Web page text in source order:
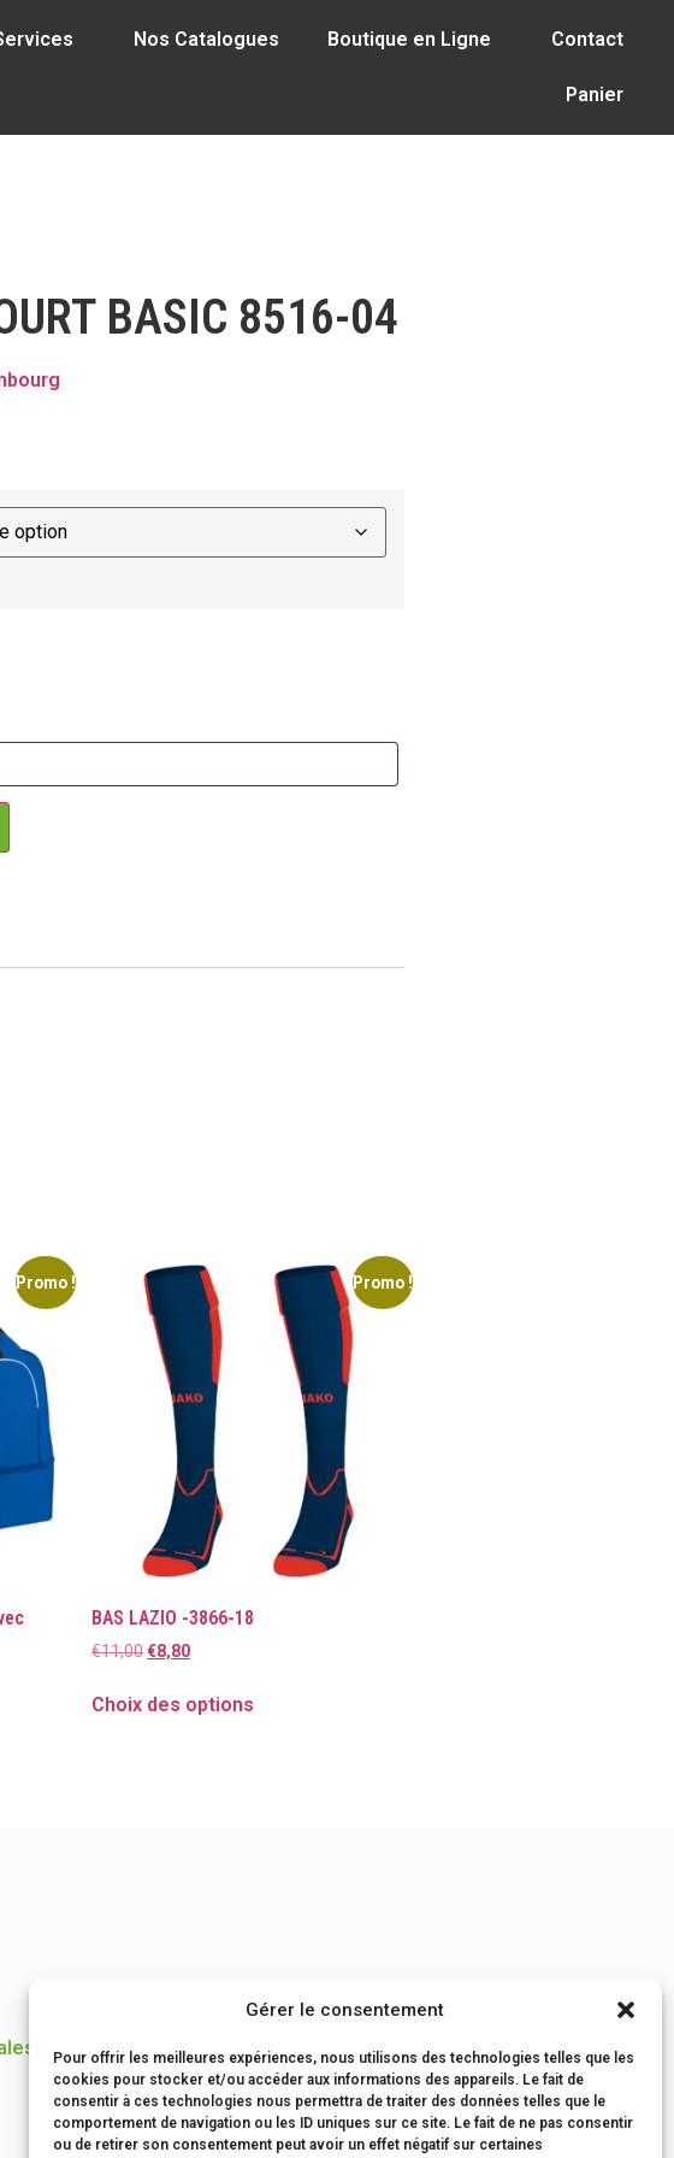
Gérer le consentement
Pour offrir les meilleures expériences, nous utilisons des technologies telles que les
cookies pour stocker et/ou accéder aux informations des appareils. Le fait de
consentir à ces technologies nous permettra de traiter des données telles que le
comportement de navigation ou les ID uniques sur ce site. Le fait de ne pas consentir
ou de retirer son consentement peut avoir un effet négatif sur certaines
Nos Catalogues Boutique en Ligne Contact
Panier
BASIC 8516-04
Promo ! Promo !
BAS LAZIO -3866-18
€11,00€8,80
Choix des options
Conditions Générales de Vente